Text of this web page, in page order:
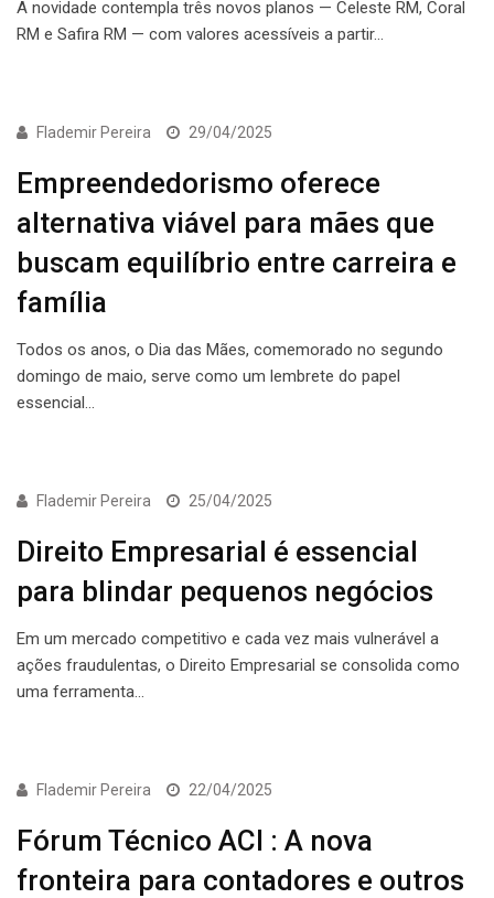
A novidade contempla três novos planos — Celeste RM, Coral
RM e Safira RM — com valores acessíveis a partir…
ECONOMIA
Flademir Pereira 29/04/2025
Empreendedorismo oferece
alternativa viável para mães que
buscam equilíbrio entre carreira e
família
Todos os anos, o Dia das Mães, comemorado no segundo
domingo de maio, serve como um lembrete do papel
essencial…
ECONOMIA
Flademir Pereira 25/04/2025
Direito Empresarial é essencial
para blindar pequenos negócios
Em um mercado competitivo e cada vez mais vulnerável a
ações fraudulentas, o Direito Empresarial se consolida como
uma ferramenta…
ECONOMIA
Flademir Pereira 22/04/2025
Fórum Técnico ACI : A nova
fronteira para contadores e outros